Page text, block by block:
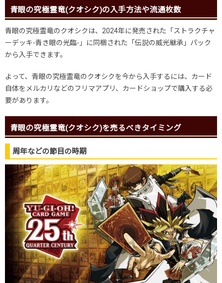
青眼の究極霊竜(クオシク)の入手方法や流通枚数
青眼の究極霊竜のクオシクは、2024年に発売された「ストラクチャ
ーデッキ-青き眼の光臨-」に同梱された「伝説の威光継承」パック
から入手できます。
よって、青眼の究極霊竜のクオシクを今から入手するには、カード
自体をメルカリなどのフリマアプリ、カードショップで購入する必
要があります。
青眼の究極霊竜(クオシク)を売るべきタイミング
周年などの節目の時期